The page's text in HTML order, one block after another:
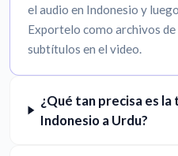
el audio en Indonesio y
Exportelo como archivos
subtítulos en el video.
¿Qué tan precisa es la
Indonesio a Urdu?